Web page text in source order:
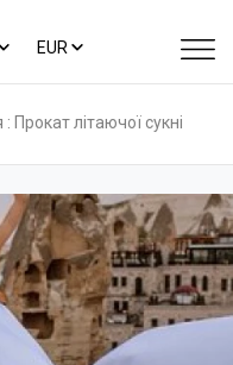
EUR
Прокат літаючої сукні